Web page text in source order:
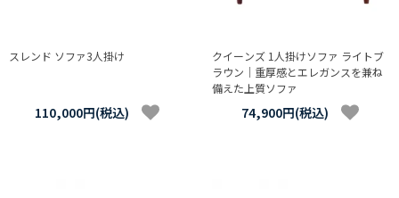
スレンド ソファ3人掛け
110,000円(税込)
クイーンズ 1人掛けソファ ライトブ
ラウン｜重厚感とエレガンスを兼ね
備えた上質ソファ
74,900円(税込)